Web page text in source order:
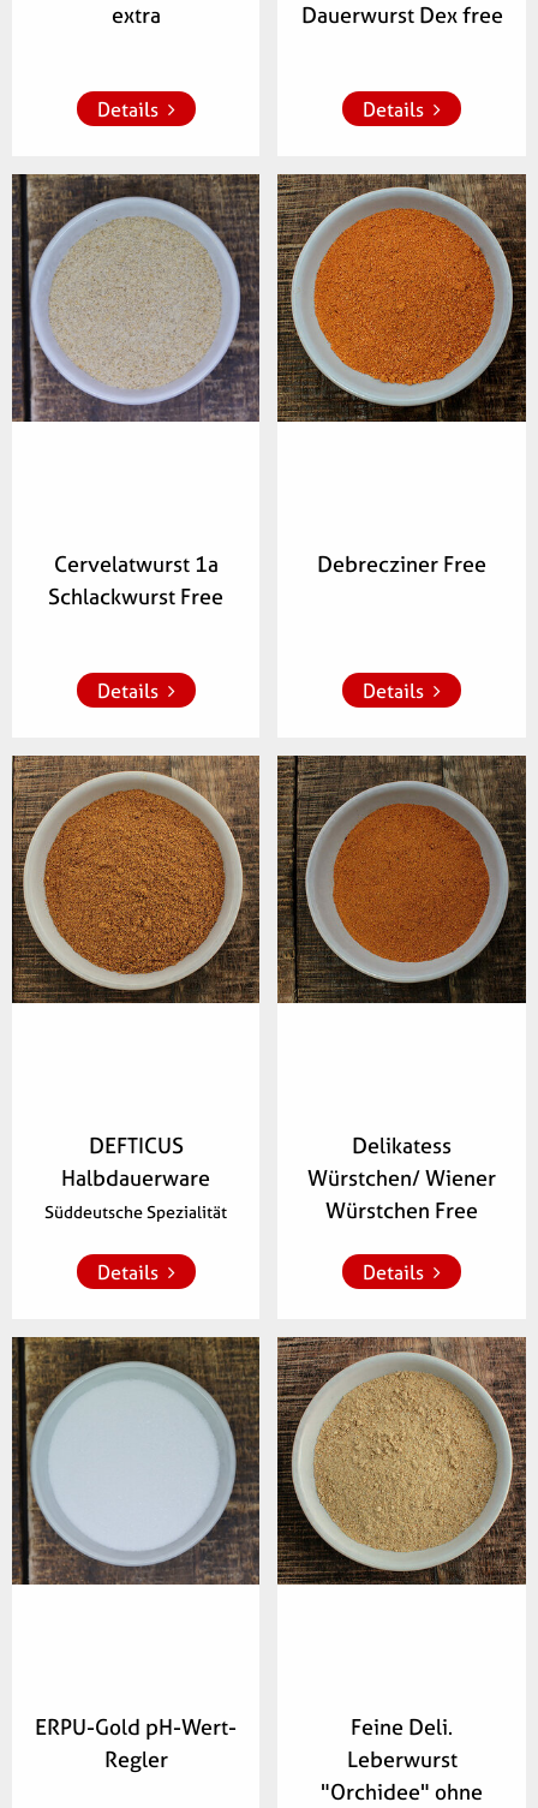
extra
Zur Merkliste
hinzufügen
Details
Dauerwurst Dex free
Zur Merkliste
hinzufügen
Details
Cervelatwurst 1a
Schlackwurst Free
Artikelnummer:
117200
Zur Merkliste
hinzufügen
Details
Debrecziner Free
Artikelnummer:
346200
Details
DEFTICUS
Halbdauerware
Süddeutsche Spezialität
Artikelnummer:
039000
Zur Merkliste
hinzufügen
Details
Delikatess
Würstchen/ Wiener
Würstchen Free
Artikelnummer:
345700
Zur Merkliste
hinzufügen
Details
ERPU-Gold pH-Wert-
Regler
Artikelnummer:
601200,
601201,
Zur Merkliste
hinzufügen
Feine Deli.
Leberwurst
"Orchidee" ohne
Artikelnummer:
044601
Zur Merkliste
hinzufügen